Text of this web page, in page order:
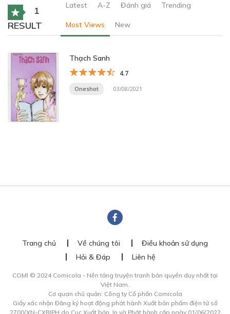
1
RESULT
Latest A-Z Đánh giá Trending
Most Views New
Thạch Sanh
4.7
Oneshot 03/08/2021
Trang chủ Về chúng tôi
Điều khoản sử dụng
Hỏi & Đáp
Liên hệ
COMI © 2024 Comicola - Nền tảng truyện tranh bản quyền duy nhất tại
Việt Nam.
Cơ quan chủ quản: Công ty Cổ phần Comicola
Giấy xác nhận Đăng ký hoạt động phát hành Xuất bản phẩm điện tử số
2700/XN-CXBIPH do Cục Xuất bản, In và Phát hành cấp ngày 01/06/2022